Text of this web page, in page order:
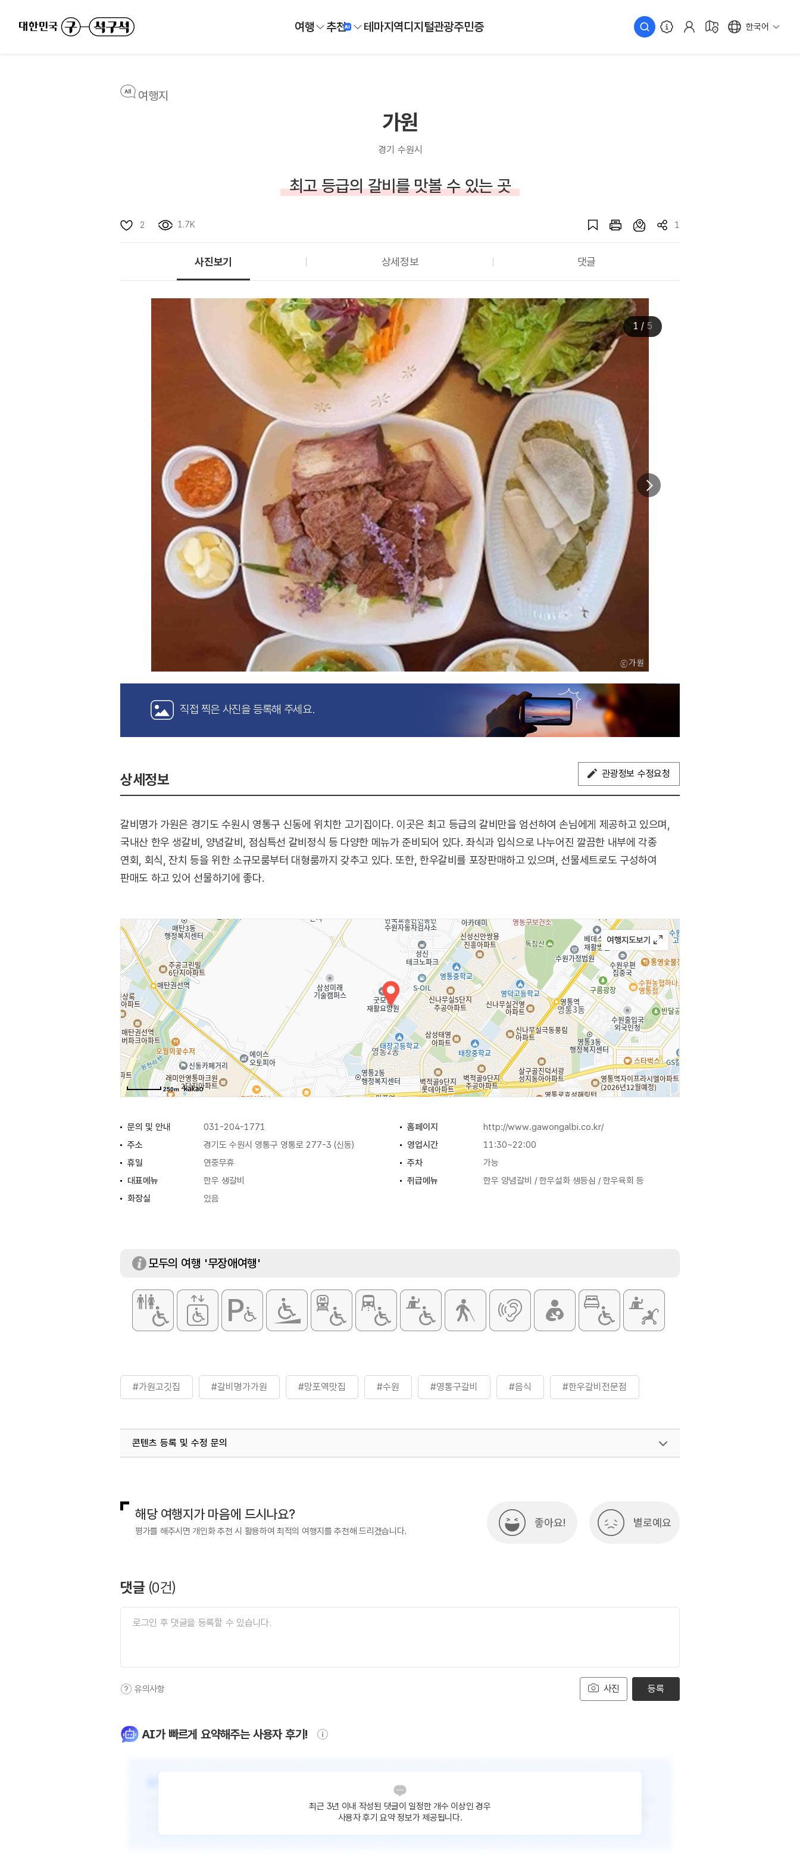
여행 추천 테마지역디지털관광주민증 한국어
여행지
가원
경기 수원시
최고 등급의 갈비를 맛볼 수 있는 곳
2 1.7K 1
사진보기 상세정보 댓글
1 / 5
직접 찍은 사진을 등록해 주세요.
상세정보 관광정보 수정요청
갈비명가 가원은 경기도 수원시 영통구 신동에 위치한 고기집이다. 이곳은 최고 등급의 갈비만을 엄선하여 손님에게 제공하고 있으며,
국내산 한우 생갈비, 양념갈비, 점심특선 갈비정식 등 다양한 메뉴가 준비되어 있다. 좌식과 입식으로 나누어진 깔끔한 내부에 각종
연회, 회식, 잔치 등을 위한 소규모룸부터 대형룸까지 갖추고 있다. 또한, 한우갈비를 포장판매하고 있으며, 선물세트로도 구성하여
판매도 하고 있어 선물하기에 좋다.
250m
문의 및 안내 031-204-1771 홈페이지
http://www.gawongalbi.co.kr/
주소
경기도 수원시 영통구 영통로 277-3 (신동) 영업시간
11:30~22:00
휴일
연중무휴 주차
가능
대표메뉴
한우 생갈비 취급메뉴
한우 양념갈비 / 한우설화 생등심 / 한우육회 등
화장실
있음
모두의 여행 '무장애여행'
#가원고깃집 #갈비명가가원 #망포역맛집 #수원 #영통구갈비 #음식 #한우갈비전문점
콘텐츠 등록 및 수정 문의
해당 여행지가 마음에 드시나요?
평가를 해주시면 개인화 추천 시 활용하여 최적의 여행지를 추천해 드리겠습니다.
좋아요! 별로예요
댓글 (0건)
사진
유의사항 등록
AI가 빠르게 요약해주는 사용자 후기!
최근 3년 이내 작성된 댓글이 일정한 개수 이상인 경우
사용자 후기 요약 정보가 제공됩니다.